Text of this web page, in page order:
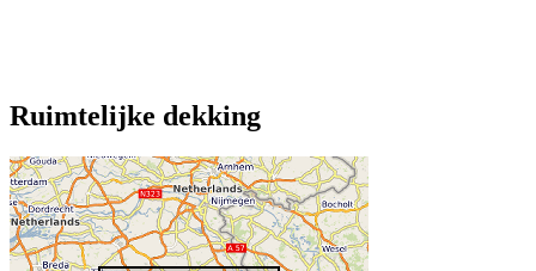
Ruimtelijke dekking